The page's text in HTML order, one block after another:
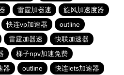
雷霆加器速
旋风加速度器
快连vp加速器
outline
雷霆加器速
快联加速器
梯子npv加速免费
器 outline 快连lets加速器